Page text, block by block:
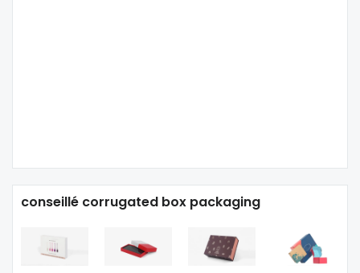
conseillé corrugated box packaging